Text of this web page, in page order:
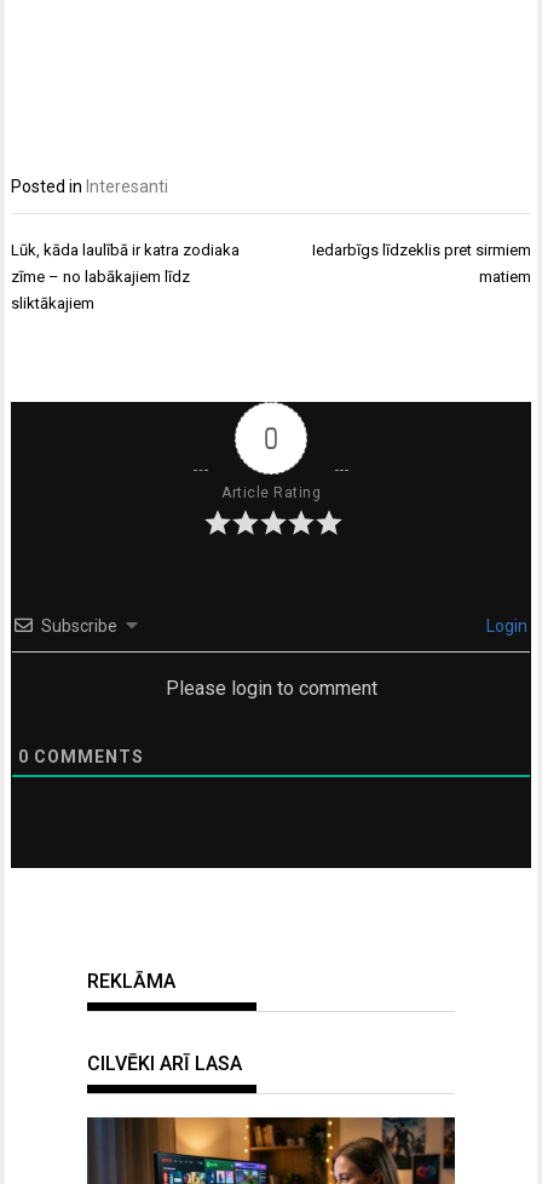
Posted in Interesanti
Ziņu
izvēlne
Lūk, kāda laulībā ir katra zodiaka
zīme – no labākajiem līdz
sliktākajiem
Iedarbīgs līdzeklis pret sirmiem
matiem
0
Article Rating
Subscribe Login
Please login to comment
0 COMMENTS
REKLĀMA
CILVĒKI ARĪ LASA